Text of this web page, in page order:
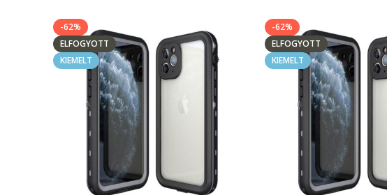
-62%
ELFOGYOTT
KIEMELT
-62%
ELFOGYOTT
KIEMELT